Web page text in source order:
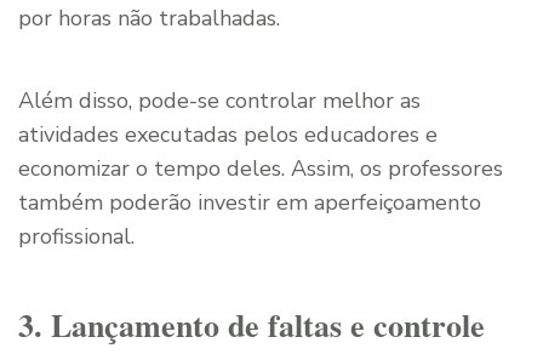
por horas não trabalhadas.
Além disso, pode-se controlar melhor as
atividades executadas pelos educadores e
economizar o tempo deles. Assim, os professores
também poderão investir em aperfeiçoamento
profissional.
3. Lançamento de faltas e controle